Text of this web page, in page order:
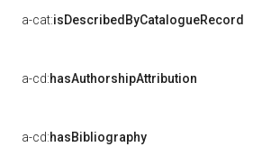
a-cat:isDescribedByCatalogueRecord
a-cd:hasAuthorshipAttribution
a-cd:hasBibliography